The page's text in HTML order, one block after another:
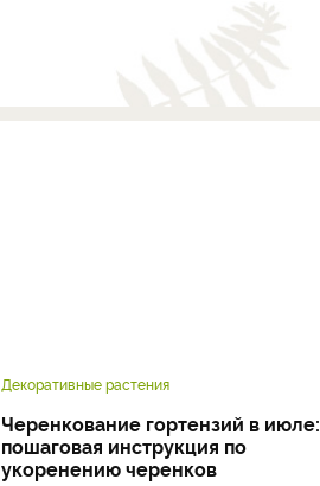
Декоративные растения
Черенкование гортензий в июле:
пошаговая инструкция по
укоренению черенков